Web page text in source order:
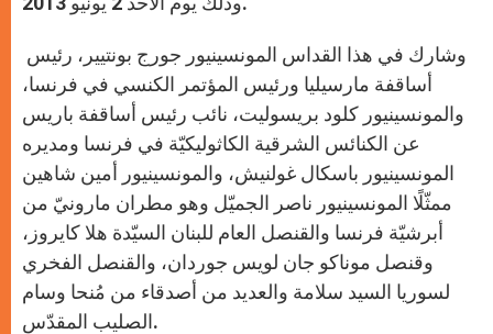
أساقفة مارسيليا ورئيس المؤتمر الكنسي في فرنسا،
والمونسينيور كلود بريسوليت، نائب رئيس أساقفة باريس
عن الكنائس الشرقية الكاثوليكيّة في فرنسا ومديره
المونسينيور باسكال غولنيش، والمونسينيور أمين شاهين
ممثّلًا المونسينيور ناصر الجميّل وهو مطران مارونيّ من
أبرشيّة فرنسا والقنصل العام للبنان السيّدة هلا كايروز،
وقنصل موناكو جان لويس جوردان، والقنصل الفخري
لسوريا السيد سلامة والعديد من أصدقاء من مُنحا وسام
الصليب المقدّس.